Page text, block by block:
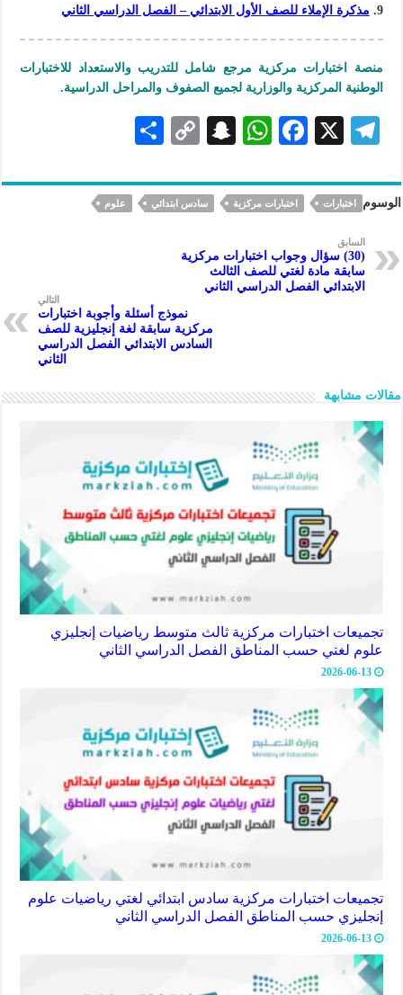
مذكرة الإملاء للصف الأول الابتدائي – الفصل الدراسي الثاني
منصة اختبارات مركزية مرجع شامل للتدريب والاستعداد للاختبارات
الوطنية المركزية والوزارية لجميع الصفوف والمراحل الدراسية.
Te
gr
a
m
X
F
eb
oo
k
W
at
s
A
p
p
S
a
pc
h
at
C
p
y
k
ar
e
الوسوم اختبارات اختبارات مركزية سادس ابتدائي علوم
السابق
(30) سؤال وجواب اختبارات مركزية
سابقة مادة لغتي للصف الثالث
الابتدائي الفصل الدراسي الثاني
التالي
نموذج أسئلة وأجوبة اختبارات
مركزية سابقة لغة إنجليزية للصف
السادس الابتدائي الفصل الدراسي
الثاني
مقالات مشابهة
تجميعات اختبارات مركزية ثالث متوسط رياضيات إنجليزي
علوم لغتي حسب المناطق الفصل الدراسي الثاني
2026-06-13
تجميعات اختبارات مركزية سادس ابتدائي لغتي رياضيات علوم
إنجليزي حسب المناطق الفصل الدراسي الثاني
2026-06-13